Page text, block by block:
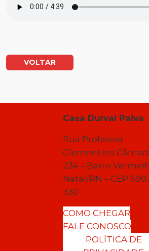
VOLTAR
Casa Durval Paiva
Rua Professor
Clementino
234 – Barro
Natal/RN – CEP
330
COMO CHEGAR
FALE CONOSCO
POLÍTICA DE